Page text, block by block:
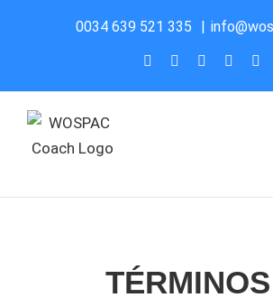
0034 639 521 335 |
InstagramFacebook